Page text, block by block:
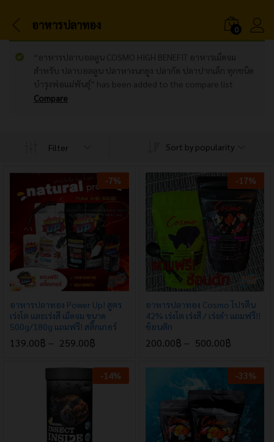
อาหารปลาทอง 0
Compare
“อาหารปลาบอลลูน COSMO HIGH BENEFIT อาหารเม็ดจม
สำหรับ ปลาบอลลูน ปลาหางนกยูง ปลากัด ปลาปากเล็ก ทุกชนิด
บำรุงพ่อแม่พันธุ์” has been added to the compare list
Filter Sort by popularity
-7%
อาหารปลาทอง Power Up! สูตร
เร่งโต และเร่งสี เม็ดจม ขนาด
500g/180g แถมฟรี! สติ๊กเกอร์
139.00฿ – 259.00฿
-17%
อาหารปลาทอง Cosmo โปรตีน
42% เร่งโต เร่งสี / เร่งดำ แถมฟรี!!
ช้อนตัก
200.00฿ – 500.00฿
-14% -33%